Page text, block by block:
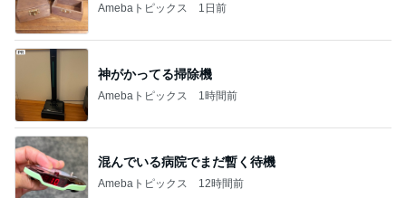
Amebaトピックス 1日前
神がかってる掃除機
Amebaトピックス 1時間前
混んでいる病院でまだ暫く待機
Amebaトピックス 12時間前